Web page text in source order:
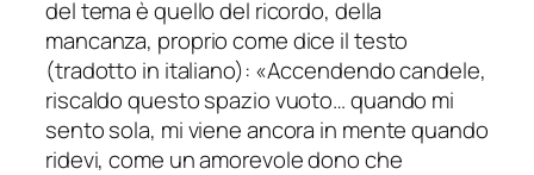
del tema è quello del ricordo, della
mancanza, proprio come dice il testo
(tradotto in italiano): «Accendendo candele,
riscaldo questo spazio vuoto… quando mi
sento sola, mi viene ancora in mente quando
ridevi, come un amorevole dono che